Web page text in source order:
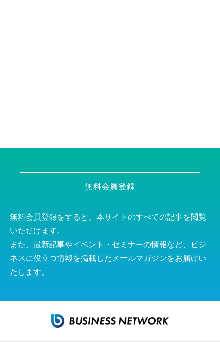
無料会員登録
無料会員登録をすると、本サイトのすべての記事を閲覧
いただけます。
また、最新記事やイベント・セミナーの情報など、ビジ
ネスに役立つ情報を掲載したメールマガジンをお届けい
たします。